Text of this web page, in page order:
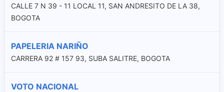
CALLE 7 N 39 - 11 LOCAL 11, SAN ANDRESITO DE LA 38,
BOGOTA
PAPELERIA NARIÑO
CARRERA 92 # 157 93, SUBA SALITRE, BOGOTA
VOTO NACIONAL